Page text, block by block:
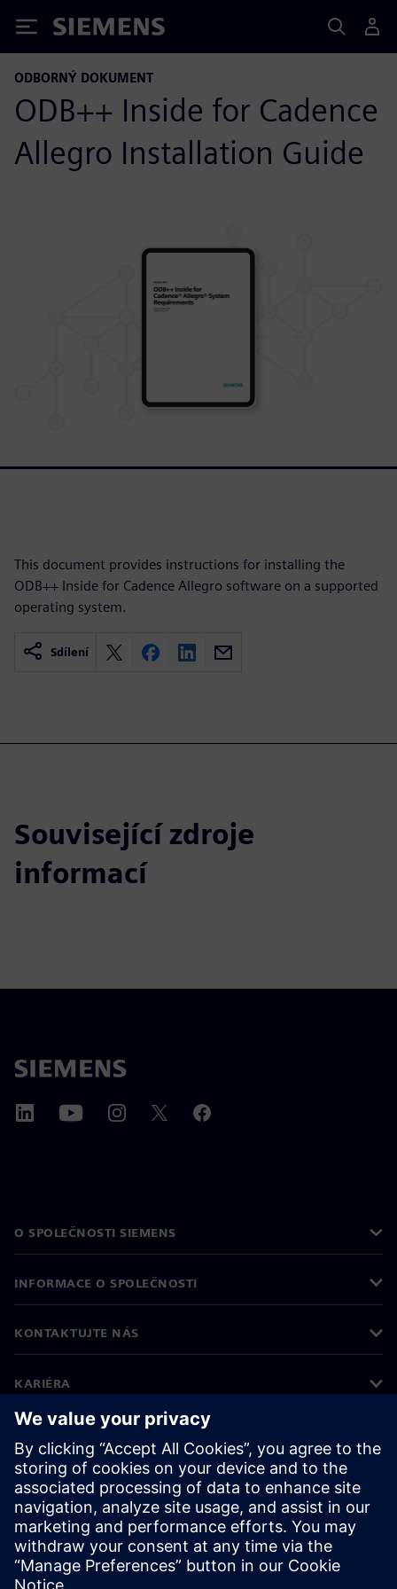
Siemens
ODBORNÝ DOKUMENT
ODB++ Inside for Cadence
Allegro Installation Guide
This document provides instructions for installing the
ODB++ Inside for Cadence Allegro software on a supported
operating system.
Sdílení
Související zdroje
informací
O SPOLEČNOSTI SIEMENS
INFORMACE O SPOLEČNOSTI
KONTAKTUJTE NÁS
KARIÉRA
©Siemens 2026
Informace o firmě
Oznámení o ochraně osobních údajů
Oznámení o souborech cookie